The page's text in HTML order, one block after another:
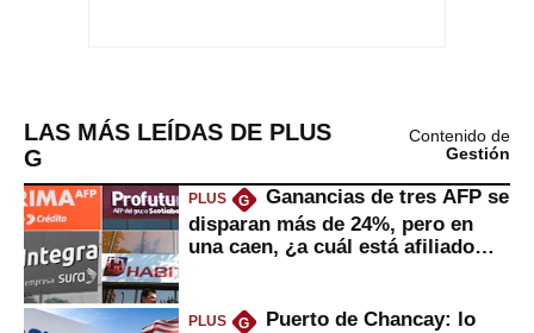
LAS MÁS LEÍDAS DE PLUS
G
Contenido de
Gestión
PLUS G
Ganancias de tres AFP se
disparan más de 24%, pero en
una caen, ¿a cuál está afiliado
PLUS G
Puerto de Chancay: lo